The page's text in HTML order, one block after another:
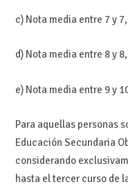
c) Nota media entre 7 y
d) Nota media entre 8 y
e) Nota media entre 9 y
Para aquellas personas
Educación Secundaria
considerando
hasta el tercer curso de